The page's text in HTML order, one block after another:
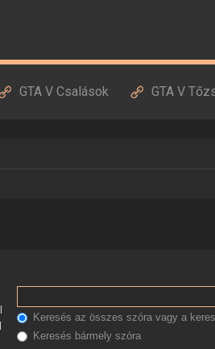
GTA V Csalások GTA V
Keresés az összes szóra vagy a
Keresés bármely szóra